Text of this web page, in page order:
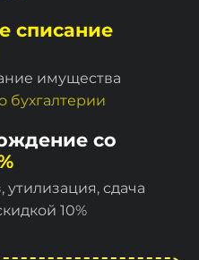
списание
имущества
бухгалтерии
со
утилизация, сдача
10%